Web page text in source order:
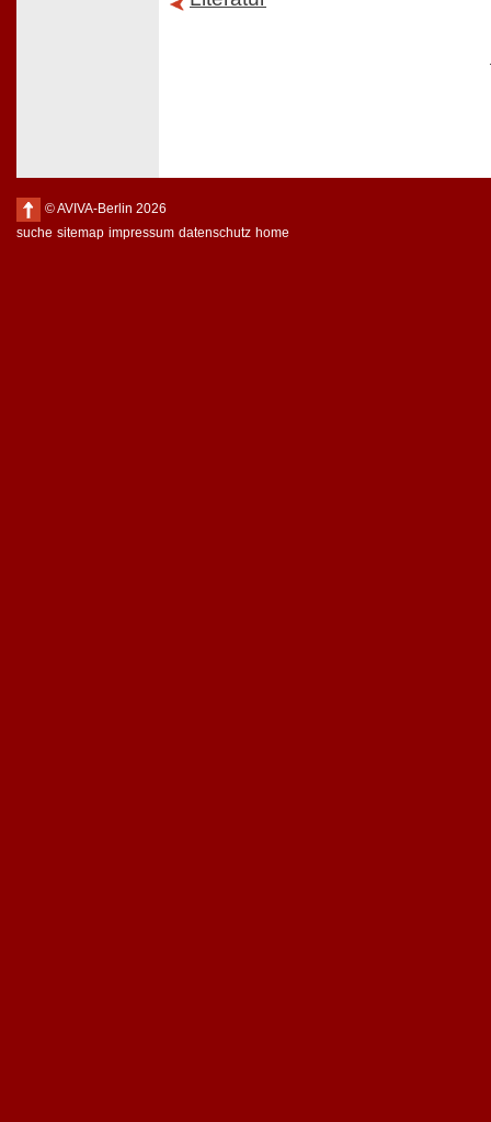
© AVIVA-Berlin 2026
suche sitemap impressum datenschutz home